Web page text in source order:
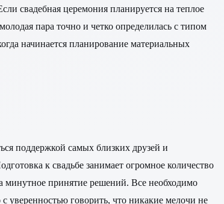
свадебная церемония планируется на теплое
пара точно и четко определилась с типом
начинается планирование материальных
поддержкой самых близких друзей и
к свадьбе занимает огромное количество
минутное принятие решений. Все необходимо
уверенностью говорить, что никакие мелочи не